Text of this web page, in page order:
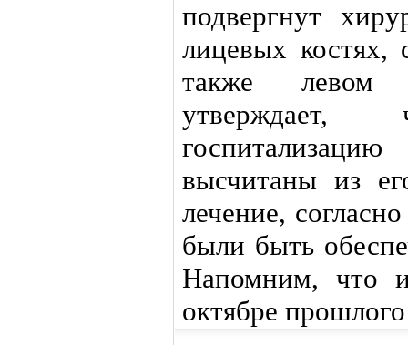
подвергнут
лицевых костях,
также левом
высчитаны из
лечение,
были быть
Напомним, что
октябре